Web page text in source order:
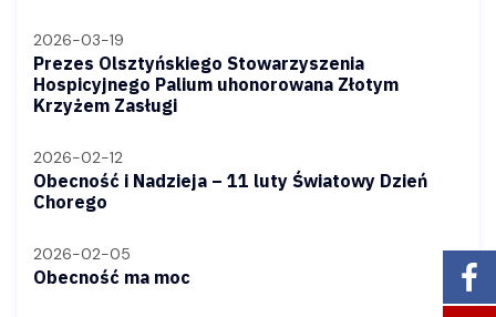
2026-03-19
Prezes Olsztyńskiego Stowarzyszenia
Hospicyjnego Palium uhonorowana Złotym
Krzyżem Zasługi
2026-02-12
Obecność i Nadzieja – 11 luty Światowy Dzień
Chorego
2026-02-05
Obecność ma moc